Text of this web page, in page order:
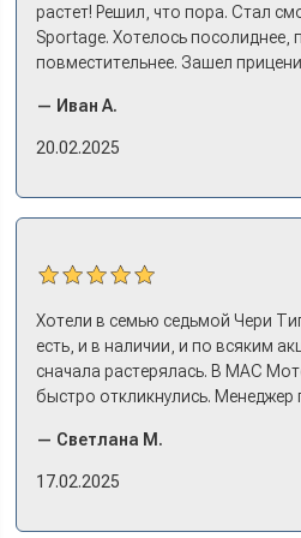
растет! Решил, что пора. Стал
Sportage. Хотелось посолиднее,
повместительнее. Зашел
и прям мое! Даже не скажешь, что
вылезая из него и порешали.
— Иван А.
20.02.2025
Хотели в семью седьмой Чери
есть, и в наличии, и по всяким
сначала растерялась. В МАС
быстро откликнулись. Менеджер
примериться. Нам тут недалеко,
же день купили машину!
— Светлана М.
17.02.2025